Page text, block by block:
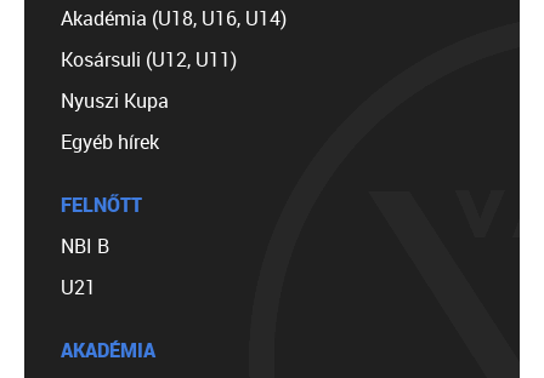
Akadémia (U18, U16, U14)
Kosársuli (U12, U11)
Nyuszi Kupa
Egyéb hírek
FELNŐTT
NBI B
U21
AKADÉMIA